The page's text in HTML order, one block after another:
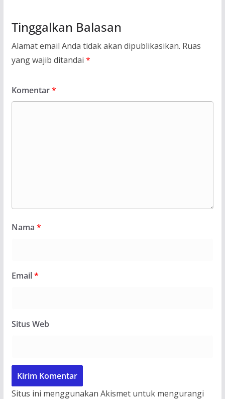
Tinggalkan Balasan
Alamat email Anda tidak akan dipublikasikan. Ruas
yang wajib ditandai *
Komentar*
Nama *
Email*
Situs Web
Situs ini menggunakan Akismet untuk mengurangi